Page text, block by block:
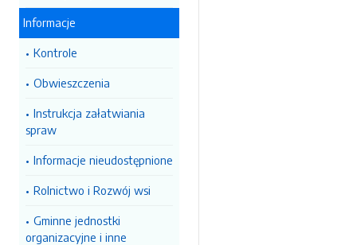
Informacje
Kontrole
Obwieszczenia
Instrukcja załatwiania
spraw
Informacje nieudostępnione
Rolnictwo i Rozwój wsi
Gminne jednostki
organizacyjne i inne